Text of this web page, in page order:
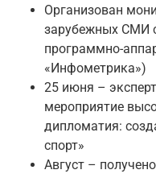
Организован
зарубежных СМИ
программно-
«Инфометрика»)
25 июня –
мероприятие
дипломатия:
спорт»
Август –